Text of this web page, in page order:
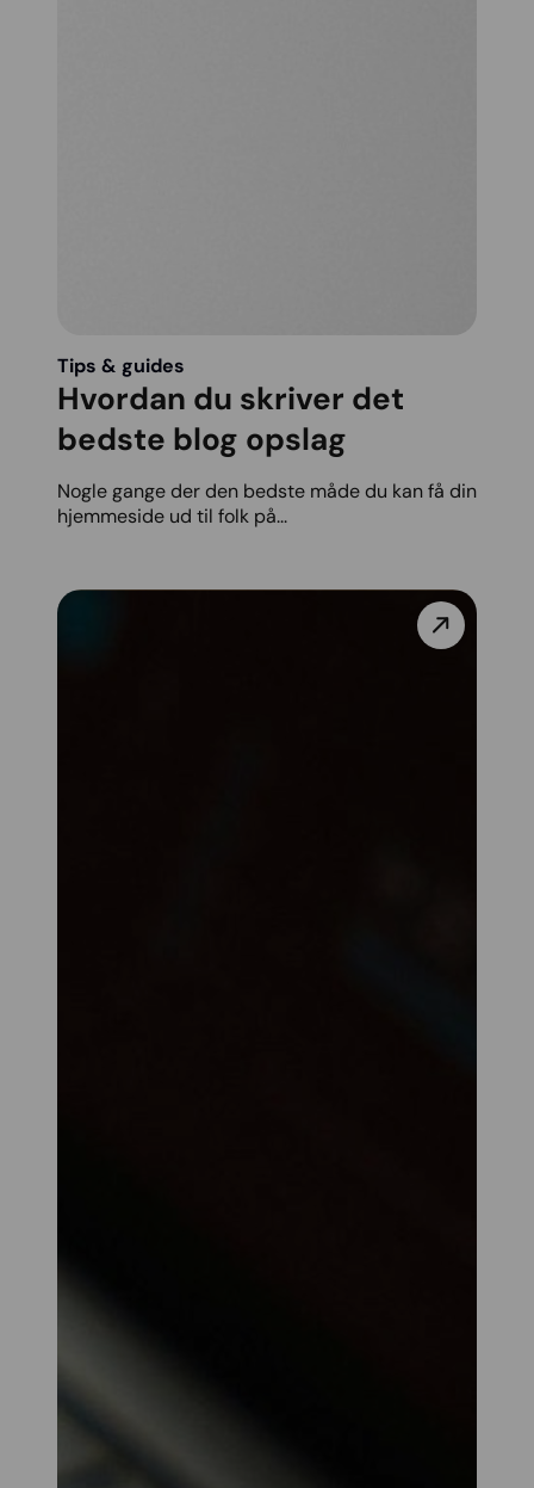
Tips & guides
Hvordan du skriver det
bedste blog opslag
Nogle gange der den bedste måde du kan få din
hjemmeside ud til folk på...